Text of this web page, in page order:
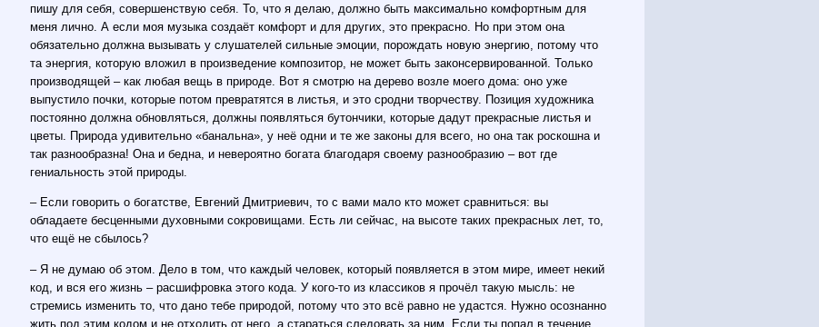
пишу для себя, совершенствую себя. То, что я делаю, должно быть максимально комфортным для
меня лично. А если моя музыка создаёт комфорт и для других, это прекрасно. Но при этом она
обязательно должна вызывать у слушателей сильные эмоции, порождать новую энергию, потому что
та энергия, которую вложил в произведение композитор, не может быть законсервированной. Только
производящей – как любая вещь в природе. Вот я смотрю на дерево возле моего дома: оно уже
выпустило почки, которые потом превратятся в листья, и это сродни творчеству. Позиция художника
постоянно должна обновляться, должны появляться бутончики, которые дадут прекрасные листья и
цветы. Природа удивительно «банальна», у неё одни и те же законы для всего, но она так роскошна и
так разнообразна! Она и бедна, и невероятно богата благодаря своему разнообразию – вот где
гениальность этой природы.
– Если говорить о богатстве, Евгений Дмитриевич, то с вами мало кто может сравниться: вы
обладаете бесценными духовными сокровищами. Есть ли сейчас, на высоте таких прекрасных лет, то,
что ещё не сбылось?
– Я не думаю об этом. Дело в том, что каждый человек, который появляется в этом мире, имеет некий
код, и вся его жизнь – расшифровка этого кода. У кого-то из классиков я прочёл такую мысль: не
стремись изменить то, что дано тебе природой, потому что это всё равно не удастся. Нужно осознанно
жить под этим кодом и не отходить от него, а стараться следовать за ним. Если ты попал в течение